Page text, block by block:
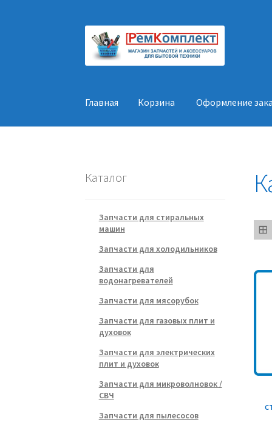
Перейти
навигации
Перейти
содержимому
Главная Корзина Оформление
Каталог
Запчасти для стиральных
машин
Запчасти для холодильников
Запчасти для
водонагревателей
Запчасти для мясорубок
Запчасти для газовых плит и
духовок
Запчасти для электрических
плит и духовок
Запчасти для микроволновок /
СВЧ
Запчасти для пылесосов